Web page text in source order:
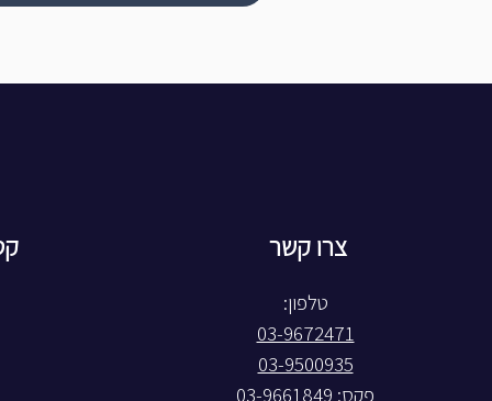
צרו קשר
טלפון:
03-9672471
03-9500935
פקס: 03-9661849